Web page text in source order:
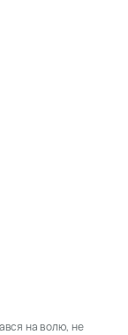
на волю, не